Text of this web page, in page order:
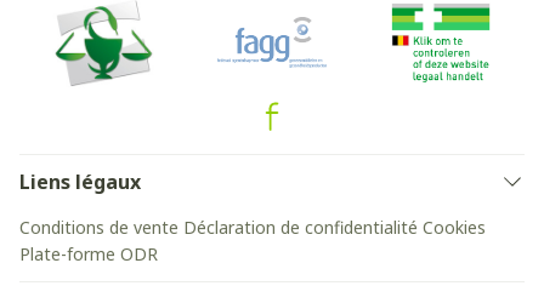
Liens légaux
Conditions de vente Déclaration de confidentialité Cookies
Plate-forme ODR